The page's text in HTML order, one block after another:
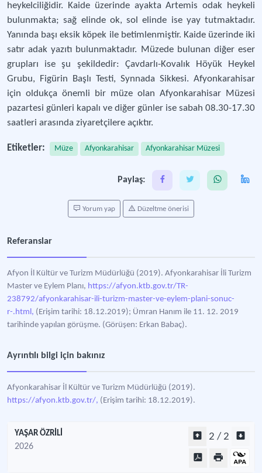
heykelciliğidir. Kaide üzerinde ayakta Artemis odak heykeli
bulunmakta; sağ elinde ok, sol elinde ise yay tutmaktadır.
Yanında başı eksik köpek ile betimlenmiştir. Kaide üzerinde iki
satır adak yazıtı bulunmaktadır. Müzede bulunan diğer eser
grupları ise şu şekildedir: Çavdarlı-Kovalık Höyük Heykel
Grubu, Figürin Başlı Testi, Synnada Sikkesi. Afyonkarahisar
için oldukça önemli bir müze olan Afyonkarahisar Müzesi
pazartesi günleri kapalı ve diğer günler ise sabah 08.30-17.30
saatleri arasında ziyaretçilere açıktır.
Etiketler: Müze Afyonkarahisar Afyonkarahisar Müzesi
Paylaş:
Yorum yap Düzeltme önerisi
Referanslar
Afyon İl Kültür ve Turizm Müdürlüğü (2019). Afyonkarahisar İli Turizm
Master ve Eylem Planı, https://afyon.ktb.gov.tr/TR-
238792/afyonkarahisar-ili-turizm-master-ve-eylem-plani-sonuc-
r-.html, (Erişim tarihi: 18.12.2019); Ümran Hanım ile 11. 12. 2019
tarihinde yapılan görüşme. (Görüşen: Erkan Babaç).
Ayrıntılı bilgi için bakınız
Afyonkarahisar İl Kültür ve Turizm Müdürlüğü (2019).
https://afyon.ktb.gov.tr/, (Erişim tarihi: 18.12.2019).
YAŞAR ÖZRİLİ
2026
2 / 2